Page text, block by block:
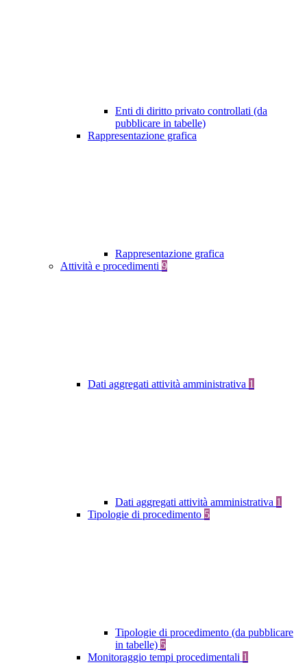
Enti di diritto privato controllati (da
pubblicare in tabelle)
Rappresentazione grafica
Rappresentazione grafica
Attività e procedimenti 9
Dati aggregati attività amministrativa 1
Dati aggregati attività amministrativa 1
Tipologie di procedimento 5
Tipologie di procedimento (da pubblicare
in tabelle) 5
Monitoraggio tempi procedimentali 1